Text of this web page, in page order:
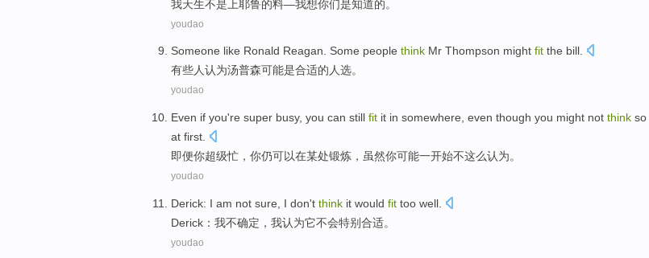
我天生不是 上耶鲁的料—我想你们是知道的。
youdao
Someone like Ronald Reagan. Some people think Mr Thompson might fit the bill.
有些人认为汤普森可能是合适的人选。
youdao
Even if you're super busy, you can still fit it in somewhere even though you might not think so
at first
即便你超级忙 ，你仍可以在某处锻炼 ， 虽然你可能一开始不这么认为。
youdao
Derick: I am not sure , I don't think it would fit too well.
Derick ： 我不确定 ，我认为它不会特别合适。
youdao